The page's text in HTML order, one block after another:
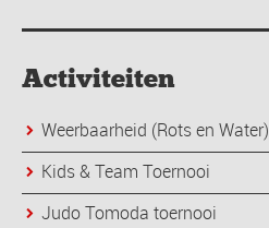
Activiteiten
Weerbaarheid (Rots en Water)
Kids & Team Toernooi
Judo Tomoda toernooi